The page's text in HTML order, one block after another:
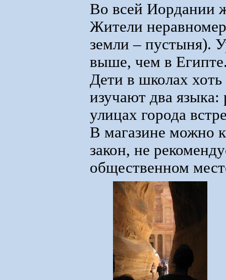
Во всей Иордании
Жители
земли – пустыня).
выше, чем в
Дети в школах хоть
изучают два
улицах города
В магазине можно
закон, не
общественном